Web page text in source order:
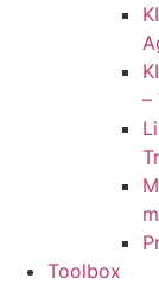
–
Toolbox